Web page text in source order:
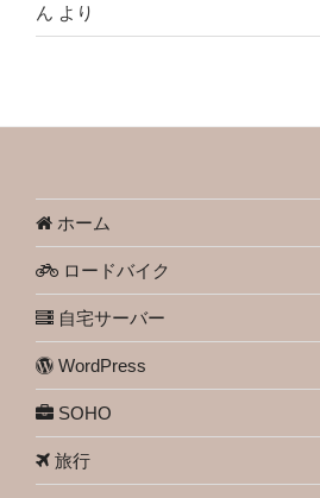
ん より
ホーム
ロードバイク
自宅サーバー
WordPress
SOHO
旅行